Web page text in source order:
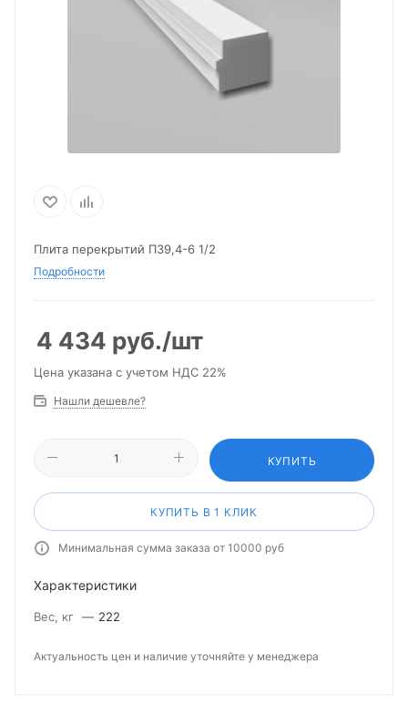
Плита перекрытий П39,4-6 1/2
Подробности
4 434 руб./шт
Цена указана с учетом НДС 22%
Нашли дешевле?
КУПИТЬ
КУПИТЬ В 1 КЛИК
Минимальная сумма заказа от 10000 руб
Характеристики
Вес, кг — 222
Актуальность цен и наличие уточняйте у менеджера